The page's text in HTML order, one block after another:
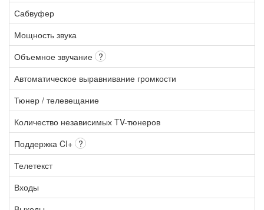
Сабвуфер
Мощность звука
Объемное звучание ?
Автоматическое выравнивание громкости
Тюнер / телевещание
Количество независимых TV-тюнеров
Поддержка CI+ ?
Телетекст
Входы